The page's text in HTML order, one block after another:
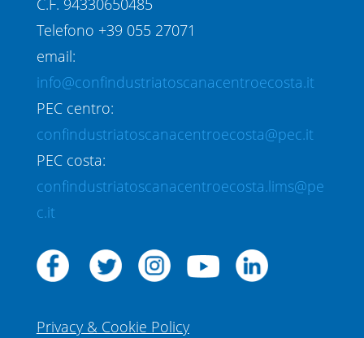
C.F. 94330650485
Telefono +39 055 27071
email:
info@confindustriatoscanacentroecosta.it
PEC centro:
confindustriatoscanacentroecosta@pec.it
PEC costa:
confindustriatoscanacentroecosta.lims@pe
c.it
Privacy & Cookie Policy